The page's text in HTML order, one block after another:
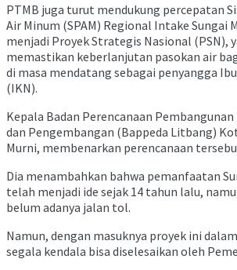
PTMB juga turut mendukung percepatan
Air Minum (SPAM) Regional Intake Sungai
menjadi Proyek Strategis Nasional (PSN),
memastikan keberlanjutan pasokan air
di masa mendatang sebagai penyangga
(IKN).
Kepala Badan Perencanaan
dan Pengembangan (Bappeda Litbang)
Murni, membenarkan perencanaan
Dia menambahkan bahwa pemanfaatan
telah menjadi ide sejak 14 tahun lalu,
belum adanya jalan tol.
Namun, dengan masuknya proyek ini
segala kendala bisa diselesaikan oleh